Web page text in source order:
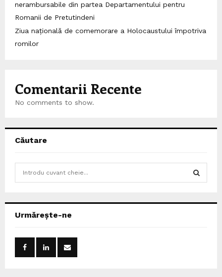
nerambursabile din partea Departamentului pentru
Romanii de Pretutindeni
Ziua națională de comemorare a Holocaustului împotriva
romilor
Comentarii Recente
No comments to show.
Căutare
h
Urmărește-ne